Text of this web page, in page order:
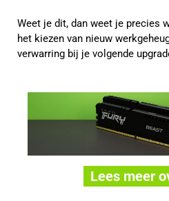
Weet je dit, dan weet je precies
het kiezen van nieuw
verwarring bij je volgende
Lees meer